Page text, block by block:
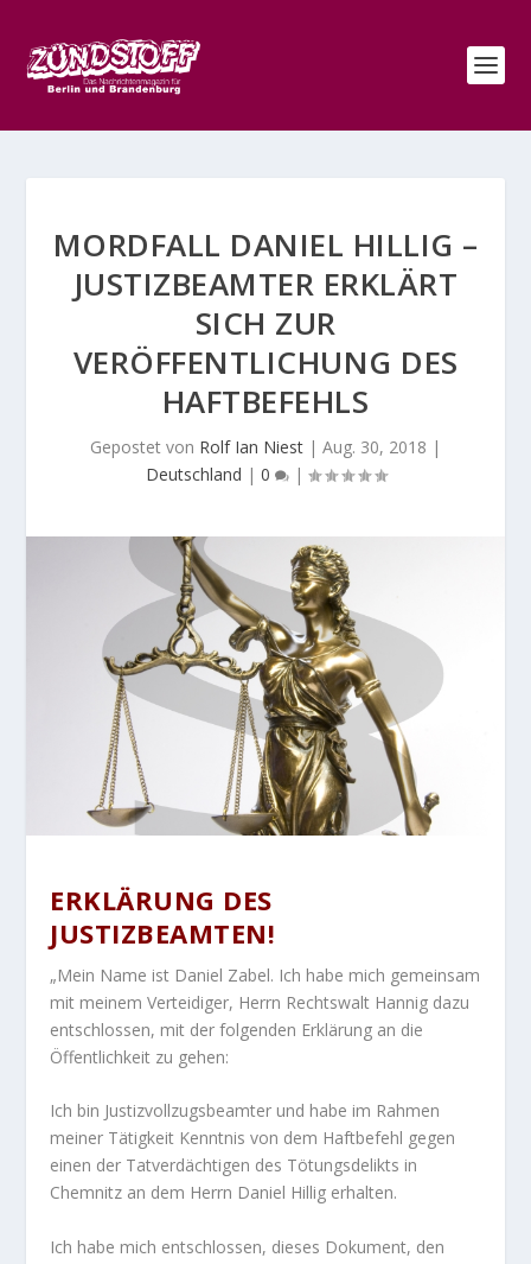
MORDFALL DANIEL HILLIG –
JUSTIZBEAMTER ERKLÄRT
SICH ZUR
VERÖFFENTLICHUNG DES
HAFTBEFEHLS
Gepostet von Rolf Ian Niest | Aug. 30, 2018 |
Deutschland | 0 |
ERKLÄRUNG DES
JUSTIZBEAMTEN!
„Mein Name ist Daniel Zabel. Ich habe mich gemeinsam
mit meinem Verteidiger, Herrn Rechtswalt Hannig dazu
entschlossen, mit der folgenden Erklärung an die
Öffentlichkeit zu gehen:
Ich bin Justizvollzugsbeamter und habe im Rahmen
meiner Tätigkeit Kenntnis von dem Haftbefehl gegen
einen der Tatverdächtigen des Tötungsdelikts in
Chemnitz an dem Herrn Daniel Hillig erhalten.
Ich habe mich entschlossen, dieses Dokument, den